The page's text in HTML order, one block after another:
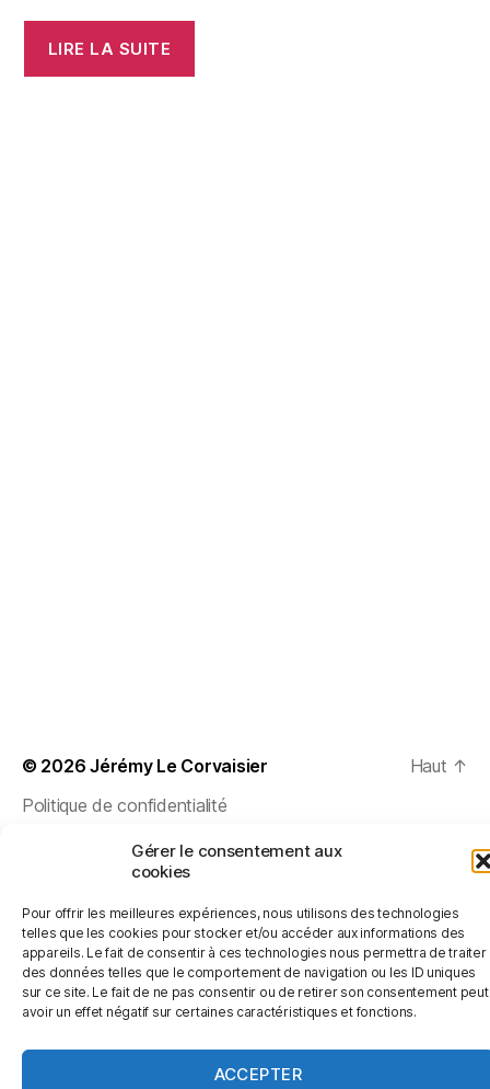
Gérer le consentement aux
cookies
Pour offrir les meilleures expériences, nous utilisons des technologies
telles que les cookies pour stocker et/ou accéder aux informations des
appareils. Le fait de consentir à ces technologies nous permettra de traiter
des données telles que le comportement de navigation ou les ID uniques
sur ce site. Le fait de ne pas consentir ou de retirer son consentement peut
avoir un effet négatif sur certaines caractéristiques et fonctions.
ACCEPTER
LIRE LA SUITE
© 2026Jérémy Le Corvaisier
Politique de confidentialité
Haut ↑